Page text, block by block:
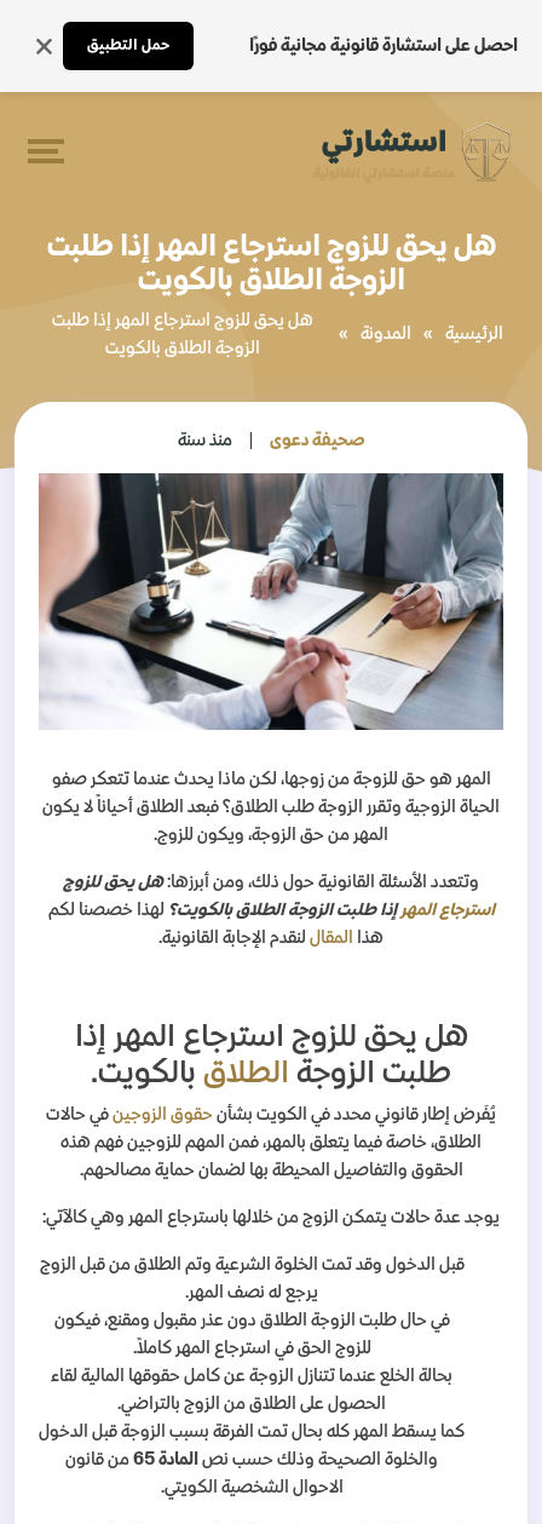
احصل على استشارة قانونية مجانية فورًا حمل التطبيق
هل يحق للزوج استرجاع المهر إذا طلبت
الزوجة الطلاق بالكويت
الرئيسية » المدونة »
هل يحق للزوج استرجاع المهر إذا طلبت
الزوجة الطلاق بالكويت
صحيفة دعوى منذ سنة
المهر هو حق للزوجة من زوجها، لكن ماذا يحدث عندما تتعكر صفو
الحياة الزوجية وتقرر الزوجة طلب الطلاق؟ فبعد الطلاق أحياناً لا يكون
المهر من حق الزوجة، ويكون للزوج.
وتتعدد الأسئلة القانونية حول ذلك، ومن أبرزها:هل يحق للزوج
استرجاع المهرإذا طلبت الزوجة الطلاق بالكويت؟ لهذا خصصنا لكم
هذا
المقال لنقدم الإجابة القانونية.
هل يحق للزوج استرجاع المهر إذا
طلبت الزوجة الطلاق بالكويت.
يُفَرض إطار قانوني محدد في الكويت بشأن حقوق الزوجين في حالات
الطلاق، خاصة فيما يتعلق بالمهر، فمن المهم للزوجين فهم هذه
الحقوق والتفاصيل المحيطة بها لضمان حماية مصالحهم.
يوجد عدة حالات يتمكن الزوج من خلالها باسترجاع المهر وهي كالآتي:
قبل الدخول وقد تمت الخلوة الشرعية وتم الطلاق من قبل الزوج
يرجع له نصف المهر.
في حال طلبت الزوجة الطلاق دون عذر مقبول ومقنع، فيكون
للزوج الحق في استرجاع المهر كاملاً.
بحالة الخلع عندما تتنازل الزوجة عن كامل حقوقها المالية لقاء
الحصول على الطلاق من الزوج بالتراضي.
كما يسقط المهر كله بحال تمت الفرقة بسبب الزوجة قبل الدخول
والخلوة الصحيحة وذلك حسب نص المادة 65
من قانون
الاحوال الشخصية الكويتي.